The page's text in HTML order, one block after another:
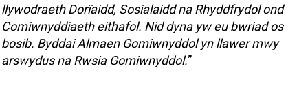
llywodraeth Dorïaidd, Sosialaidd na Rhyddfrydol ond
Comiwnyddiaeth eithafol. Nid dyna yw eu bwriad os
bosib. Byddai Almaen Gomiwnyddol yn llawer mwy
arswydus na Rwsia Gomiwnyddol.”